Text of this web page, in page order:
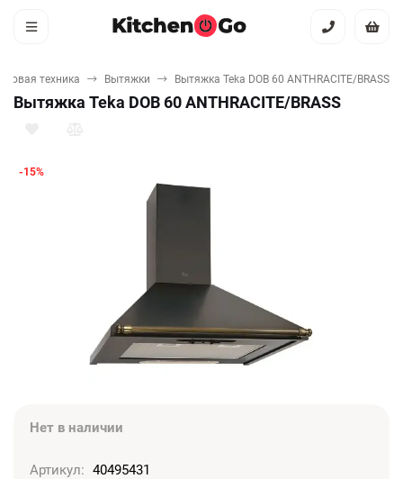
техника Вытяжки Вытяжка Teka DOB 60 ANTHRACITE/BRASS
Вытяжка Teka DOB 60 ANTHRACITE/BRASS
-15%
Нет в наличии
Артикул: 40495431